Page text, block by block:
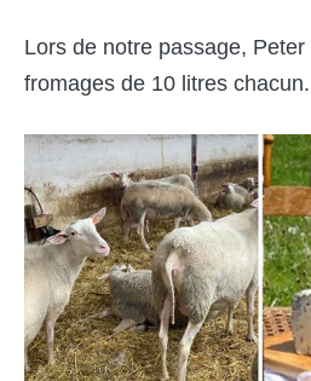
Lors de notre passage,
fromages de 10 litres chacun.